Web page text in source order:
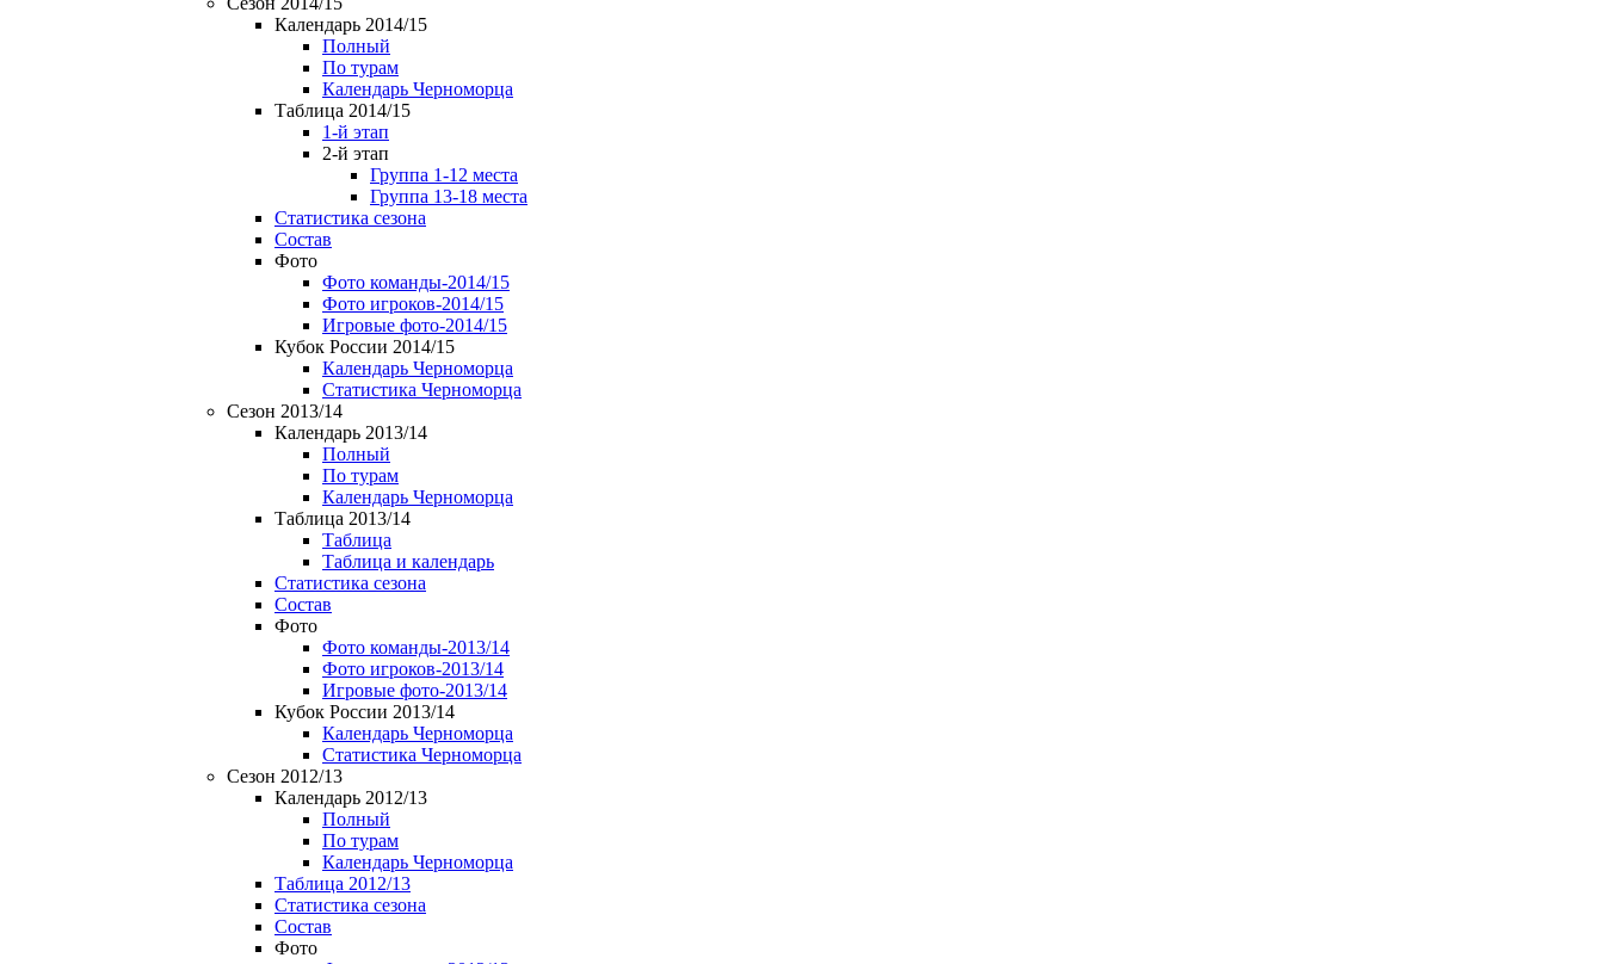
Календарь 2014/15
Полный
По турам
Календарь Черноморца
Таблица 2014/15
1-й этап
2-й этап
Группа 1-12 места
Группа 13-18 места
Статистика сезона
Состав
Фото
Фото команды-2014/15
Фото игроков-2014/15
Игровые фото-2014/15
Кубок России 2014/15
Календарь Черноморца
Статистика Черноморца
Сезон 2013/14
Календарь 2013/14
Полный
По турам
Календарь Черноморца
Таблица 2013/14
Таблица
Таблица и календарь
Статистика сезона
Состав
Фото
Фото команды-2013/14
Фото игроков-2013/14
Игровые фото-2013/14
Кубок России 2013/14
Календарь Черноморца
Статистика Черноморца
Сезон 2012/13
Календарь 2012/13
Полный
По турам
Календарь Черноморца
Таблица 2012/13
Статистика сезона
Состав
Фото